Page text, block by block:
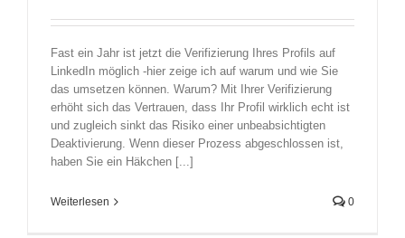
Fast ein Jahr ist jetzt die Verifizierung Ihres Profils auf
LinkedIn möglich -hier zeige ich auf warum und wie Sie
das umsetzen können. Warum? Mit Ihrer Verifizierung
erhöht sich das Vertrauen, dass Ihr Profil wirklich echt ist
und zugleich sinkt das Risiko einer unbeabsichtigten
Deaktivierung. Wenn dieser Prozess abgeschlossen ist,
haben Sie ein Häkchen [...]
Weiterlesen 0